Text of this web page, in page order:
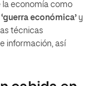
la economía como
‘guerra económica’ y
técnicas
información, así